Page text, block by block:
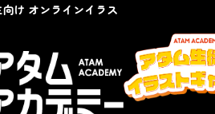
け オンラインイラス